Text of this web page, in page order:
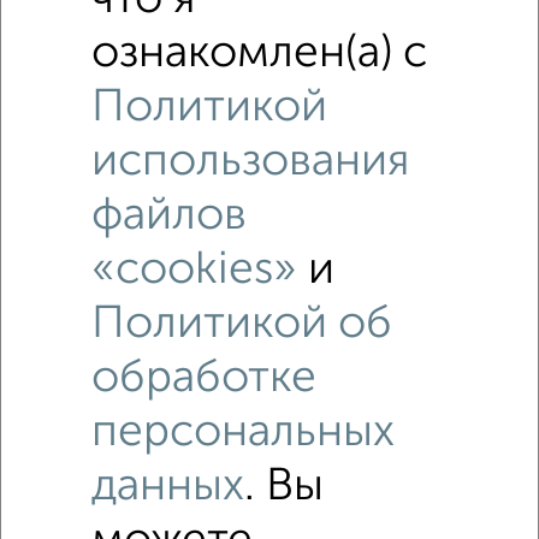
Рядом, с меньшей ценой
Недалеко от Зеленоград к901Б с ценой ниже
ознакомлен(а) с
Политикой
использования
файлов
«cookies» и
Политикой об
обработке
персональных
данных. Вы